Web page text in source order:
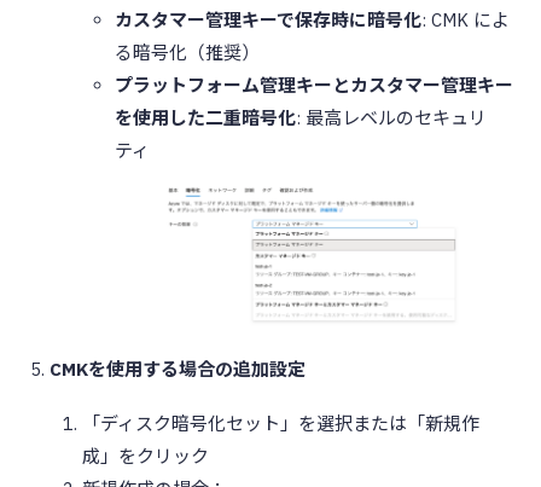
カスタマー管理キーで保存時に暗号化: CMK によ
る暗号化（推奨）
プラットフォーム管理キーとカスタマー管理キー
を使用した二重暗号化: 最高レベルのセキュリ
ティ
CMKを使用する場合の追加設定
「ディスク暗号化セット」を選択または「新規作
成」をクリック